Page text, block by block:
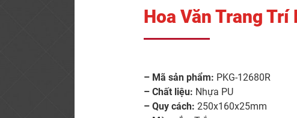
Hoa Văn Trang Trí
– Mã sản phẩm: PKG-12680R
– Chất liệu: Nhựa PU
– Quy cách: 250x160x25mm